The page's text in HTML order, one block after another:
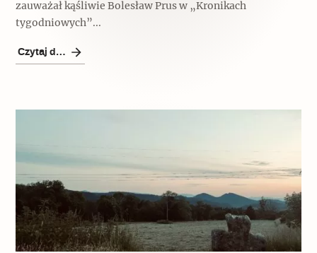
zauważał kąśliwie Bolesław Prus w „Kronikach
tygodniowych”...
Czytaj dalej